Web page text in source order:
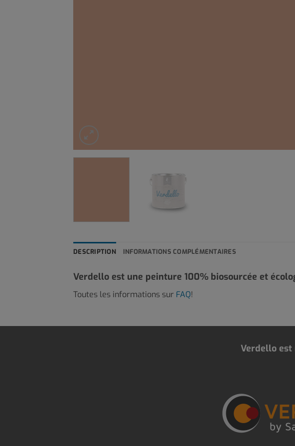
DESCRIPTION INFORMATIONS COMPLÉMENTAIRES
Verdello est une peinture 100% biosourcée et
Toutes les informations sur FAQ!
Verdello est